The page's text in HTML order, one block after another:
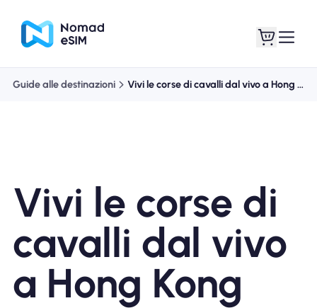
Acquista piani
Informazioni sull'eSIM
Guide alle destinazioni Vivi le corse di cavalli dal vivo a Hong Kong
Vivi le corse di
cavalli dal vivo
a Hong Kong